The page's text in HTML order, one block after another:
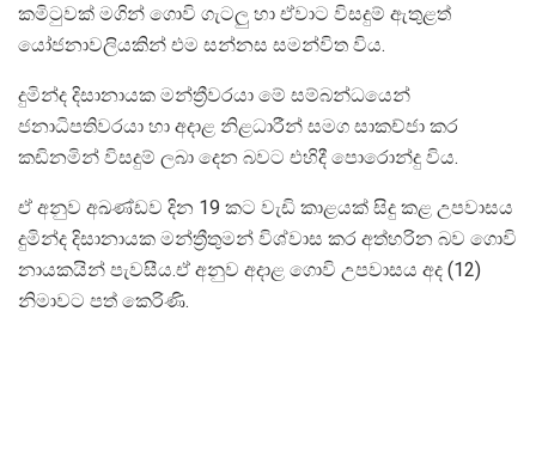
කමිටුවක් මගින් ගොවි ගැටලු හා ඒවාට විසදුම් ඇතුළත්
යෝජනාවලියකින් එම සන්නස සමන්විත විය.
දුමින්ද දිසානායක මන්ත්‍රීවරයා මේ සම්බන්ධයෙන්
ජනාධිපතිවරයා හා අදාළ නිළධාරීන් සමග සාකච්ජා කර
කඩිනමින් විසදුම් ලබා දෙන බවට එහිදී පොරොන්දු විය.
ඒ අනුව අඛණ්ඩව දින 19 කට වැඩි කාළයක් සිදු කළ උපවාසය
දුමින්ද දිසානායක මන්ත්‍රීතුමන් විශ්වාස කර අත්හරින බව ගොවි
නායකයින් පැවසීය.ඒ අනුව අදාළ ගොවි උපවාසය අද (12)
නිමාවට පත් කෙරිණි.